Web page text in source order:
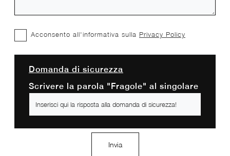
Acconsento all'informativa sulla Privacy Policy
Domanda di sicurezza
Scrivere la parola "Fragole" al singolare
Invia